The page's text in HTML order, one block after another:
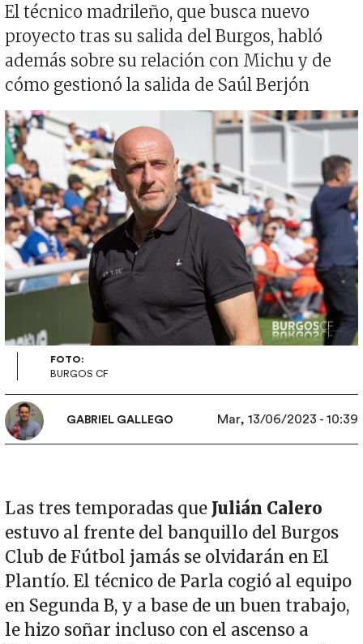
El técnico madrileño, que busca nuevo
proyecto tras su salida del Burgos, habló
además sobre su relación con Michu y de
cómo gestionó la salida de Saúl Berjón
Imagen
FOTO:
BURGOS CF
GABRIEL GALLEGO Mar, 13/06/2023 - 10:39
Las tres temporadas queJulián Calero
estuvo al frente del banquillo del Burgos
Club de Fútbol jamás se olvidarán en El
Plantío. El técnico de Parla cogió al equipo
en Segunda B, y a base de un buen trabajo,
le hizo soñar incluso con el ascenso a